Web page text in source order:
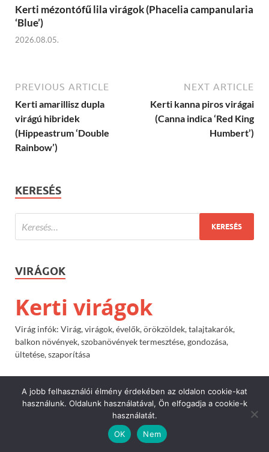
Kerti mézontófű lila virágok (Phacelia campanularia
‘Blue’)
2026.08.05.
PREVIOUS ARTICLE
Kerti amarillisz dupla
virágú hibridek
(Hippeastrum ‘Double
Rainbow’)
NEXT ARTICLE
Kerti kanna piros virágai
(Canna indica ‘Red King
Humbert’)
KERESÉS
VIRÁGOK
Kerti virágok
Virág infók: Virág, virágok, évelők, örökzöldek, talajtakarók,
balkon növények, szobanövények termesztése, gondozása,
ültetése, szaporítása
POPULAR COMMENTS TAGS
A borostyánlevelű
ciklámen (Cyclamen) ültetése,
A jobb felhasználói élmény érdekében az oldalon cookie-kat
használunk. Oldalunk használatával, Ön elfogadja a cookie-k
használatát.
OK
Nem